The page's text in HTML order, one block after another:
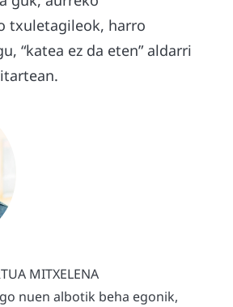
txuletagileok, harro
“katea ez da eten” aldarri
MITXELENA
nuen albotik beha egonik,